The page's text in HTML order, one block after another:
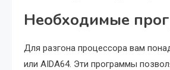
Необходимые
Для разгона процессора вам
или AIDA64. Эти программы